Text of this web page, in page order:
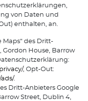
von Daten und
enthalten, an.
Maps“ des Dritt-
Gordon House, Barrow
, Opt-Out:
.
Dritt-Anbieters Google
Street, Dublin 4,